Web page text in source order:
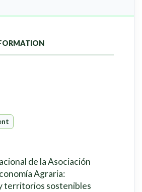
de la Asociación
Agraria:
territorios sostenibles